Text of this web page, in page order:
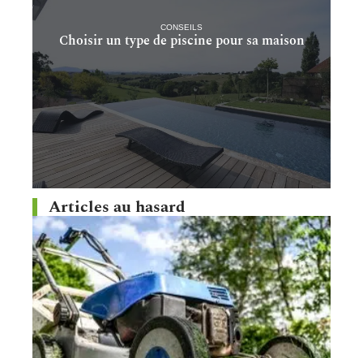
CONSEILS
Choisir un type de piscine pour sa maison
Articles au hasard